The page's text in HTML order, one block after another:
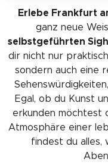
Erlebe Frankfurt
ganz neue
selbstgeführten
dir nicht nur
sondern auch eine
Egal, ob du Kunst
erkunden möchtest
Atmosphäre einer
findest du alles,